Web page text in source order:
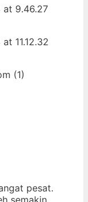
pesat.
semakin